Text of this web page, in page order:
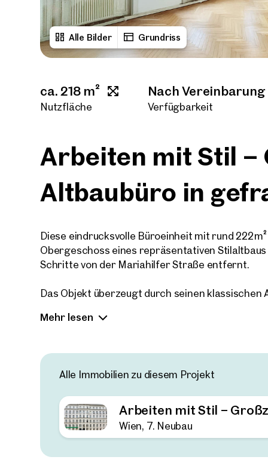
Alle Bilder Grundriss
ca. 218 m²
Nutzfläche
Nach Vereinbarung
Verfügbarkeit
Arbeiten mit Stil –
Altbaubüro in
Diese eindrucksvolle Büroeinheit mit rund 222
Obergeschoss eines repräsentativen
Schritte von der Mariahilfer Straße entfernt.
Das Objekt überzeugt durch seinen klassischen
mit Blick auf die Neubaugasse und den Innenhof
Der funktionale Grundriss umfasst insgesamt 7
großzügiges Vorzimmer, mehrere praktischen
Einheiten. Die Zimmer sind teils getrennt
möglich sind.
Mehr lesen
Alle Immobilien zu diesem Projekt
Arbeiten mit Stil –
Wien, 7. Neubau